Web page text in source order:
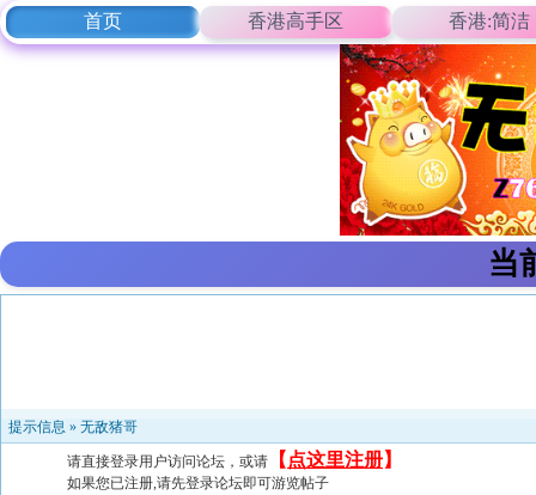
首页 香港高手区 香港:简洁
当
提示信息 » 无敌猪哥
请直接登录用户访问论坛，或请 【 点这里注册】
如果您已注册,请先登录论坛即可游览帖子